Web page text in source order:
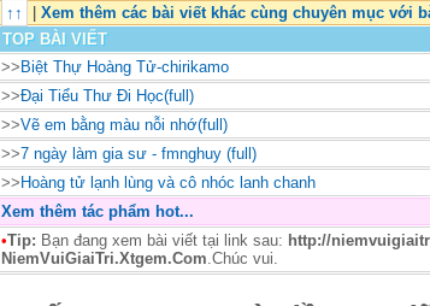
↑↑
| Xem thêm các bài viết khác cùng chuyên mục với
TOP BÀI VIẾT
>>Biệt Thự Hoàng Tử-chirikamo
>>Đại Tiểu Thư Đi Học(full)
>>Vẽ em bằng màu nỗi nhớ(full)
>>7 ngày làm gia sư - fmnghuy (full)
>>Hoàng tử lạnh lùng và cô nhóc lanh chanh
Xem thêm tác phẩm hot...
•Tip: Bạn đang xem bài viết tại link sau: http://
NiemVuiGiaiTri.Xtgem.Com .Chúc vui.